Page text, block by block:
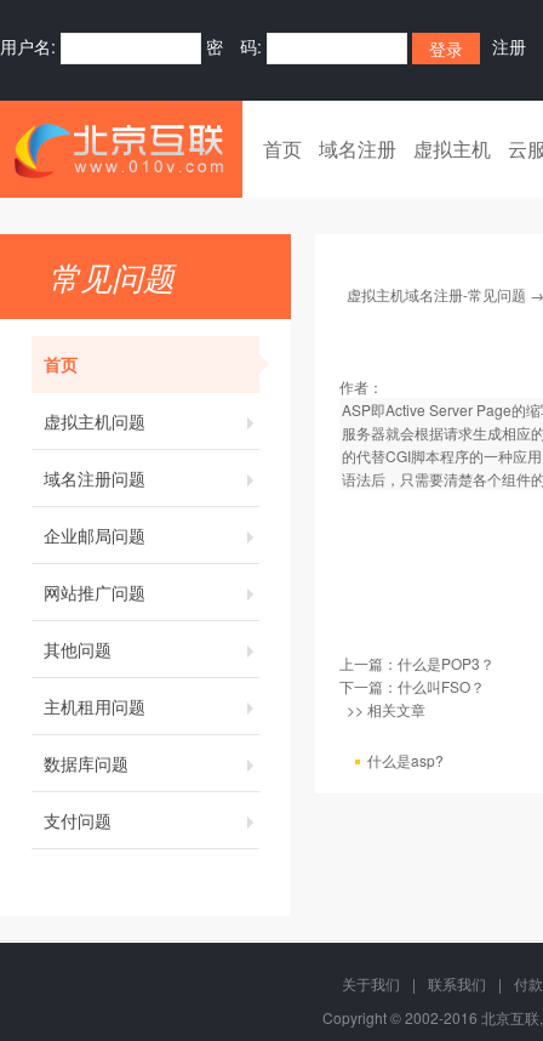
用户名: 密 码: 注册
首页 域名注册 虚拟主机 云
常见问题
首页
虚拟主机问题
域名注册问题
企业邮局问题
网站推广问题
其他问题
主机租用问题
数据库问题
支付问题
虚拟主机域名注册-常见问题
作者：
ASP即Active Server Page的
服务器就会根据请求生成相应
的代替CGI脚本程序的一种应
语法后，只需要清楚各个组件
上一篇： 什么是POP3？
下一篇： 什么叫FSO？
>> 相关文章
什么是asp?
关于我们 | 联系我们 |
付
Copyright © 2002-2016 北京互